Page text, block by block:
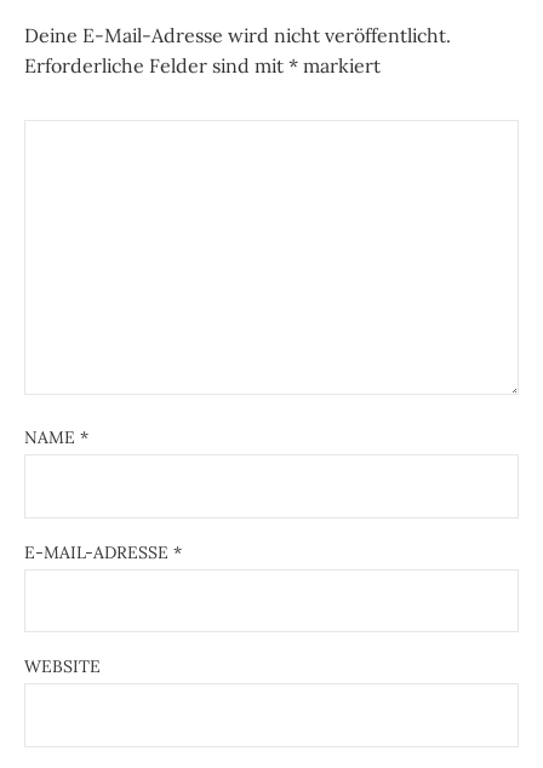
Deine E-Mail-Adresse wird nicht veröffentlicht.
Erforderliche Felder sind mit * markiert
NAME *
E-MAIL-ADRESSE *
WEBSITE